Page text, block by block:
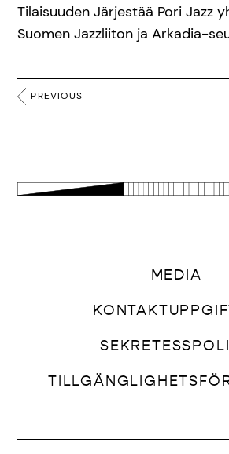
Tilaisuuden Järjestää Pori Jazz
Suomen Jazzliiton ja Arkadia-
PREVIOUS
MEDIA